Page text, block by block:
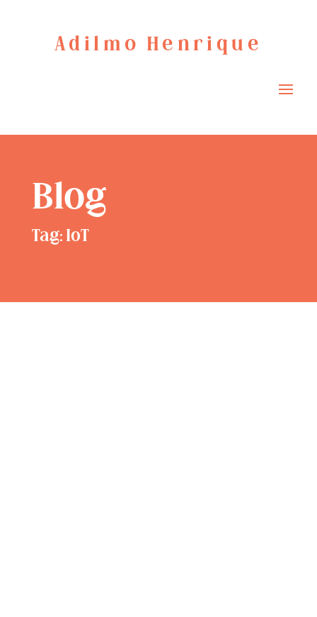
Adilmo Henrique
Blog
Tag: IoT